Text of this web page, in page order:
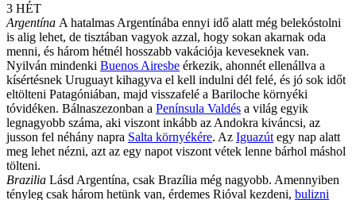
3 HÉT
Argentína A hatalmas Argentínába ennyi idő alatt még belekóstolni
is alig lehet, de tisztában vagyok azzal, hogy sokan akarnak oda
menni, és három hétnél hosszabb vakációja keveseknek van.
Nyilván mindenki Buenos Airesbe érkezik, ahonnét ellenállva a
kísértésnek Uruguayt kihagyva el kell indulni dél felé, és jó sok időt
eltölteni Patagóniában, majd visszafelé a Bariloche környéki
tóvidéken. Bálnaszezonban a Península Valdés a világ egyik
legnagyobb száma, aki viszont inkább az Andokra kiváncsi, az
jusson fel néhány napra Salta környékére. Az Iguazút egy nap alatt
meg lehet nézni, azt az egy napot viszont vétek lenne bárhol máshol
tölteni.
Brazilia Lásd Argentína, csak Brazília még nagyobb. Amennyiben
tényleg csak három hetünk van, érdemes Rióval kezdeni, bulizni